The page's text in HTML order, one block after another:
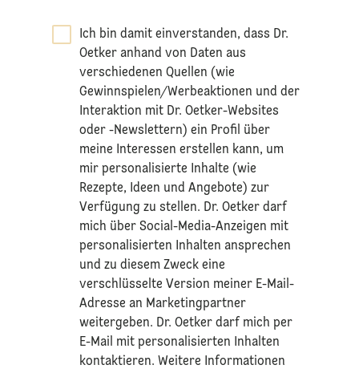
Ich bin damit einverstanden, dass Dr.
Oetker anhand von Daten aus
verschiedenen Quellen (wie
Gewinnspielen/Werbeaktionen und der
Interaktion mit Dr. Oetker-Websites
oder -Newslettern) ein Profil über
meine Interessen erstellen kann, um
mir personalisierte Inhalte (wie
Rezepte, Ideen und Angebote) zur
Verfügung zu stellen. Dr. Oetker darf
mich über Social-Media-Anzeigen mit
personalisierten Inhalten ansprechen
und zu diesem Zweck eine
verschlüsselte Version meiner E-Mail-
Adresse an Marketingpartner
weitergeben. Dr. Oetker darf mich per
E-Mail mit personalisierten Inhalten
kontaktieren. Weitere Informationen